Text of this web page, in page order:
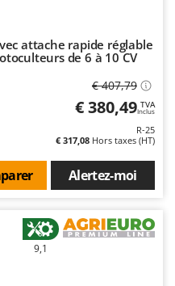
attache rapide réglable
de 6 à 10 CV
€ 407,79
€ 380,49 TVA
Inclus
R-25
€ 317,08 Hors taxes (HT)
Alertez-moi
9,1